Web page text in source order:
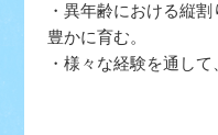
・異年齢における縦
豊かに育む。
・様々な経験を通し